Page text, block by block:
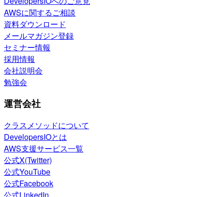
AWSに関するご相談
資料ダウンロード
メールマガジン登録
セミナー情報
採用情報
会社説明会
勉強会
運営会社
クラスメソッドについて
DevelopersIOとは
AWS支援サービス一覧
公式X(Twitter)
公式YouTube
公式Facebook